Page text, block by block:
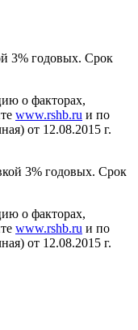
3% годовых. Срок
о факторах,
www.rshb.ru и по
от 12.08.2015 г.
3% годовых. Срок
о факторах,
www.rshb.ru и по
от 12.08.2015 г.